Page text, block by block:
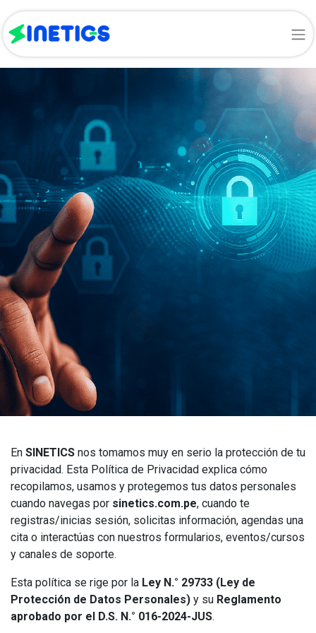
En SINETICS nos tomamos muy en serio la protección de tu
privacidad. Esta Política de Privacidad explica cómo
recopilamos, usamos y protegemos tus datos personales
cuando navegas por sinetics.com.pe, cuando te
registras/inicias sesión, solicitas información, agendas una
cita o interactúas con nuestros formularios, eventos/cursos
y canales de soporte.
Esta política se rige por la Ley N.° 29733 (Ley de
Protección de Datos Personales) y su Reglamento
aprobado por el D.S. N.° 016-2024-JUS.